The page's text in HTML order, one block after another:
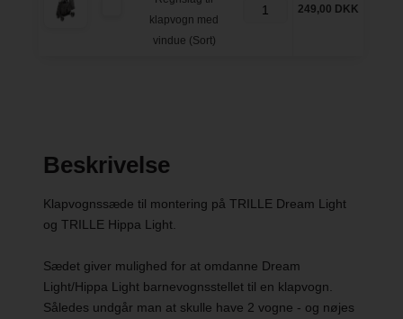
klapvogn med
vindue (Sort)
249,00 DKK
Beskrivelse
Klapvognssæde til montering på TRILLE Dream Light
og TRILLE Hippa Light.
Sædet giver mulighed for at omdanne Dream
Light/Hippa Light barnevognsstellet til en klapvogn.
Således undgår man at skulle have 2 vogne - og nøjes